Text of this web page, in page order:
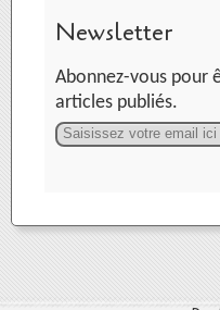
Newsletter
Abonnez-vous pour
articles publiés.
Email